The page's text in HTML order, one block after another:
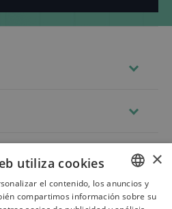
POLISH
×
utiliza cookies
el contenido, los anuncios y
compartimos información sobre su